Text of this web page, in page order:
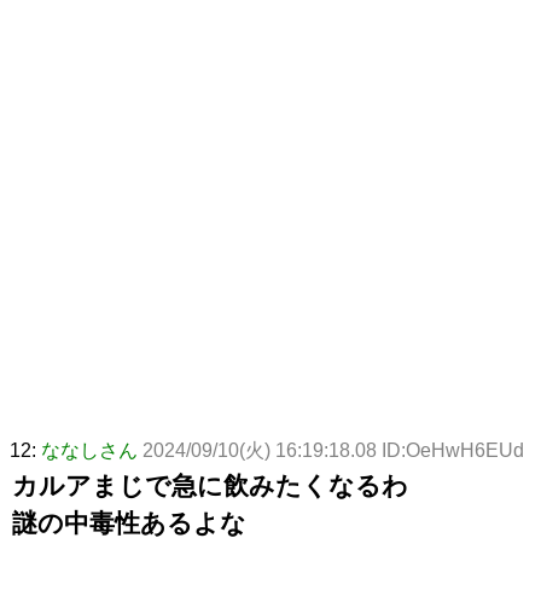
12: ななしさん 2024/09/10(火) 16:19:18.08 ID:OeHwH6EUd
カルアまじで急に飲みたくなるわ
謎の中毒性あるよな